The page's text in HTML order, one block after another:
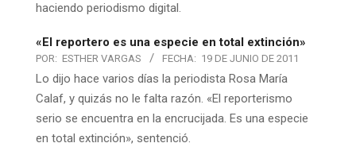
haciendo periodismo digital.
«El reportero es una especie en total extinción»
POR: ESTHER VARGAS FECHA: 19 DE JUNIO DE 2011
Lo dijo hace varios días la periodista Rosa María
Calaf, y quizás no le falta razón. «El reporterismo
serio se encuentra en la encrucijada. Es una especie
en total extinción», sentenció.